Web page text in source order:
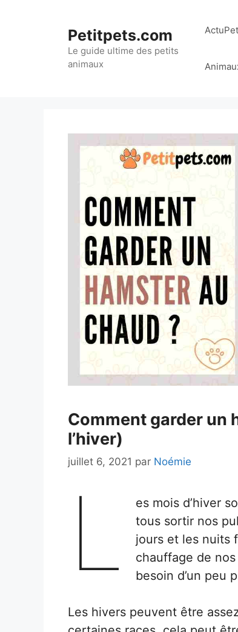
Petitpets.com
Le guide ultime des petits
animaux
ActuPet
Comment garder un
l’hiver)
juillet 6, 2021 par Noémie
L
es mois d’hiver
tous sortir nos
jours et les nuits
chauffage de
besoin d’un peu
Les hivers peuvent être